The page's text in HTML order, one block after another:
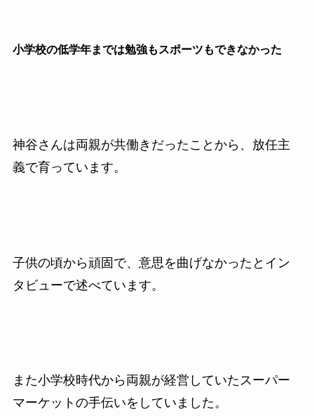
小学校の低学年までは勉強もスポーツもできなかった
神谷さんは両親が共働きだったことから、放任主
義で育っています。
子供の頃から頑固で、意思を曲げなかったとイン
タビューで述べています。
また小学校時代から両親が経営していたスーパー
マーケットの手伝いをしていました。